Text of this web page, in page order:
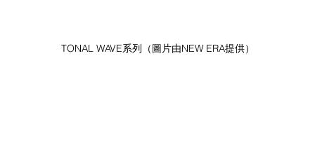
TONAL WAVE系列（圖片由NEW ERA提供）